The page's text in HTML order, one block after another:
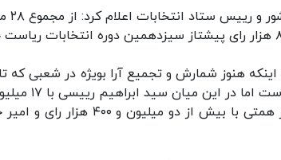
هنوز شمارش و تجمیع آرا بویژه در شعبی که
۳۰۰ هزار رای و عبدالناصر